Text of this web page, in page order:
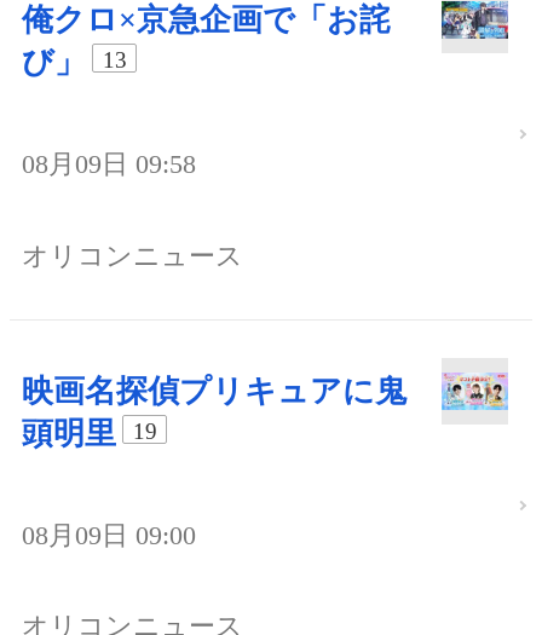
俺クロ×京急企画で「お詫
び」
13
08月09日 09:58
オリコンニュース
映画名探偵プリキュアに鬼
頭明里
19
08月09日 09:00
オリコンニュース